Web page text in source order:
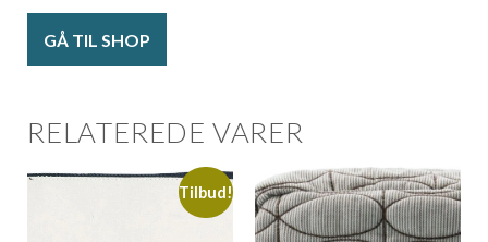
GÅ TIL SHOP
RELATEREDE VARER
Tilbud!